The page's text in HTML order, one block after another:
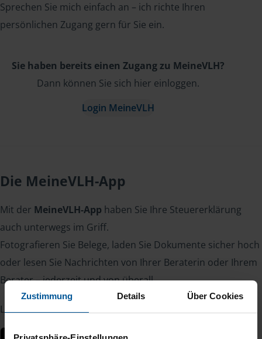
Zustimmung Details Über Cookies
Sprechen Sie mich einfach an – ich richte Ihren
persönlichen Zugang gern für Sie ein.
Sie haben bereits einen Zugang zu MeineVLH?
Dann können Sie sich hier einloggen.
Login MeineVLH
Die MeineVLH-App
Mit der MeineVLH-App haben Sie Ihre Steuererklärung
auch unterwegs im Griff.
Fotografieren Sie Belege, laden Sie Dokumente sicher hoch
oder lesen Sie Nachrichten von Ihrer Beraterin oder Ihrem
Berater – jederzeit und von überall.
Laden Sie die App kostenlos herunter: